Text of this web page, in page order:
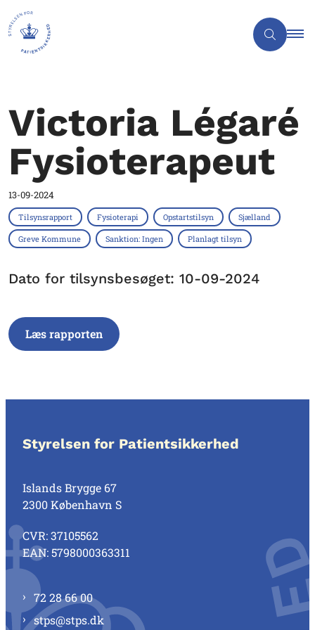
Victoria Légaré
Fysioterapeut
13-09-2024
Tilsynsrapport Fysioterapi Opstartstilsyn Sjælland
Greve Kommune Sanktion: Ingen Planlagt tilsyn
Dato for tilsynsbesøget: 10-09-2024
Læs rapporten
Styrelsen for Patientsikkerhed
Islands Brygge 67
2300 København S
CVR: 37105562
EAN: 5798000363311
72 28 66 00
stps@stps.dk